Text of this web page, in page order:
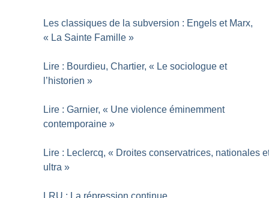
Les classiques de la subversion : Engels et Marx,
« La Sainte Famille »
Lire : Bourdieu, Chartier, « Le sociologue et
l’historien »
Lire : Garnier, « Une violence éminemment
contemporaine »
Lire : Leclercq, « Droites conservatrices, nationales
ultra »
LRU : La répression continue